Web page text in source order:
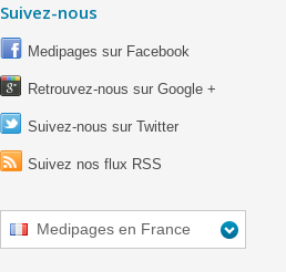
Suivez-nous
Medipages sur Facebook
Retrouvez-nous sur Google +
Suivez-nous sur Twitter
Suivez nos flux RSS
Medipages en France